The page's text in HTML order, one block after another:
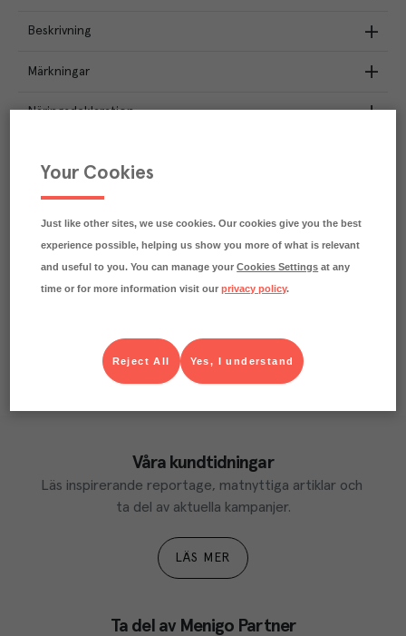
Beskrivning
Märkningar
Näringsdeklaration
CO₂e/kg
Varje kilo av varan påverkar klimatet motsvarande
Läs mer om hur vi beräknar klimatavtryck
Våra kundtidningar
Läs inspirerande reportage, matnyttiga artiklar och
ta del av aktuella kampanjer.
LÄS MER
Ta del av Menigo Partner
Your Cookies
Just like other sites, we use cookies. Our cookies give you the best
experience possible, helping us show you more of what is relevant
and useful to you. You can manage yourCookies Settings at any
time or for more information visit ourprivacy policy.
Yes, I understand
Reject All